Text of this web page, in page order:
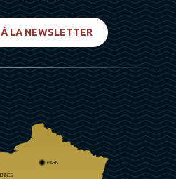
À LA NEWSLETTER
PARIS